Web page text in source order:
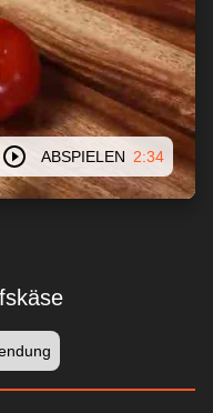
ABSPIELEN 2:34